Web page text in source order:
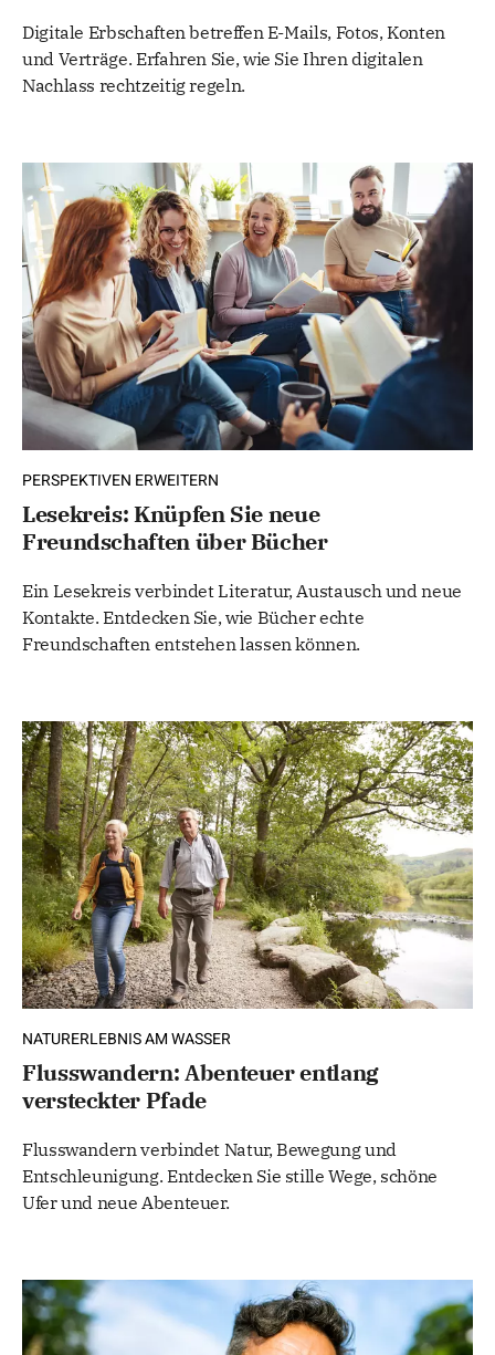
Digitale Erbschaften betreffen E-Mails, Fotos, Konten
und Verträge. Erfahren Sie, wie Sie Ihren digitalen
Nachlass rechtzeitig regeln.
PERSPEKTIVEN ERWEITERN
Lesekreis: Knüpfen Sie neue
Freundschaften über Bücher
Ein Lesekreis verbindet Literatur, Austausch und neue
Kontakte. Entdecken Sie, wie Bücher echte
Freundschaften entstehen lassen können.
NATURERLEBNIS AM WASSER
Flusswandern: Abenteuer entlang
versteckter Pfade
Flusswandern verbindet Natur, Bewegung und
Entschleunigung. Entdecken Sie stille Wege, schöne
Ufer und neue Abenteuer.